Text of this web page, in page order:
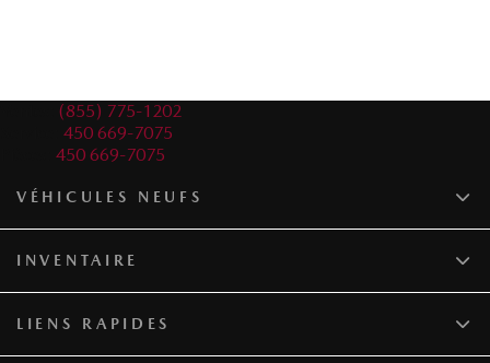
(855) 775-1202
450 669-7075
450 669-7075
VÉHICULES NEUFS
INVENTAIRE
LIENS RAPIDES